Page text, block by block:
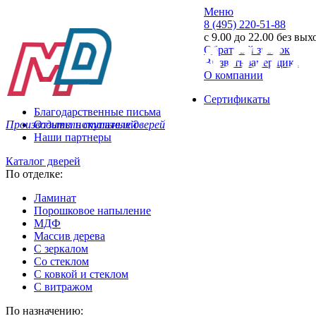
Производитель стальных дверей
Меню
8 (495) 220-51-88
с 9.00 до 22.00 без
Обратный звонок
Вызвать замерщика
О компании
Сертификаты
Благодарственные письма
Отзывы покупателей
Наши партнеры
Каталог дверей
По отделке:
Ламинат
Порошковое напыление
МДФ
Массив дерева
С зеркалом
Со стеклом
С ковкой и стеклом
С витражом
По назначению: